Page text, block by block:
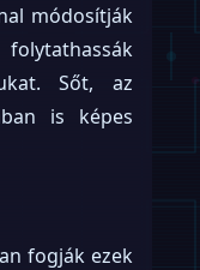
módosítják
Sőt, az
is képes
fogják ezek